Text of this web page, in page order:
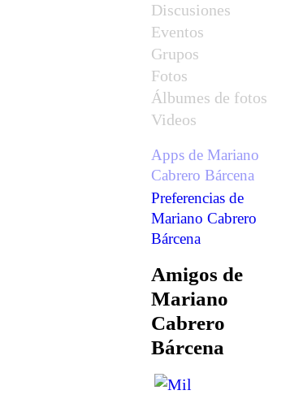
Discusiones
Eventos
Grupos
Fotos
Álbumes de fotos
Videos
Apps de Mariano
Cabrero Bárcena
Preferencias de
Mariano Cabrero
Bárcena
Amigos de
Mariano
Cabrero
Bárcena